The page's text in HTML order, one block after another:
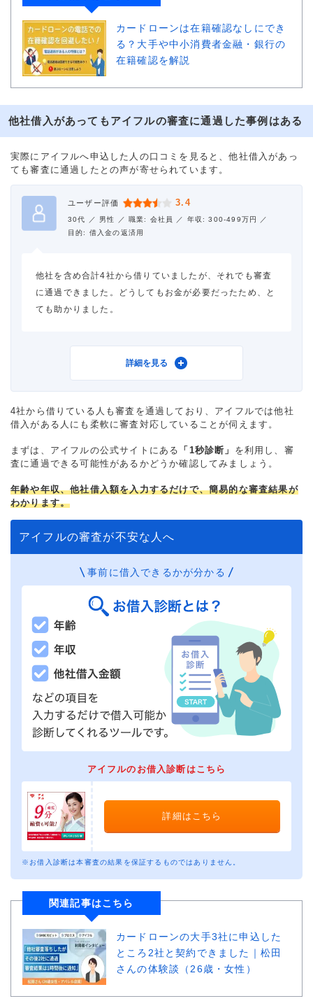
重視した点
カードローンは在籍確認なしにでき
る？大手や中小消費者金融・銀行の
在籍確認を解説
他社借入があってもアイフルの審査に通過した事例はある
実際にアイフルへ申込した人の口コミを見ると、他社借入があっ
ても審査に通過したとの声が寄せられています。
ユーザー評価 3.4
30代 ／ 男性 ／ 職業: 会社員 ／
年収: 300-499万円 ／
目的: 借入金の返済用
他社を含め合計4社から借りていましたが、それでも審査
に通過できました。どうしてもお金が必要だったため、と
ても助かりました。
アイフル
借入金額 20万円
金利 年18.0%
審査時間 即日
借入事実の把握
詳細を見る
4社から借りている人も審査を通過しており、アイフルでは他社
借入がある人にも柔軟に審査対応していることが伺えます。
まずは、アイフルの公式サイトにある 「1秒診断」 を利用し、審
査に通過できる可能性があるかどうか確認してみましょう。
年齢や年収、他社借入額を入力するだけで、簡易的な審査結果が
わかります。
アイフルの審査が不安な人へ
事前に借入できるかが分かる
アイフルのお借入診断はこちら
詳細はこちら
※お借入診断は本審査の結果を保証するものではありません。
関連記事はこちら
カードローンの大手3社に申込した
ところ2社と契約できました｜松田
さんの体験談（26歳・女性）